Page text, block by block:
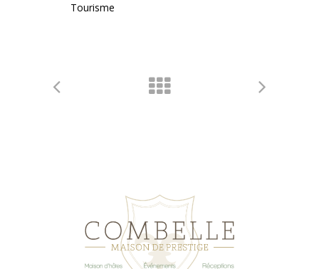
Tourisme